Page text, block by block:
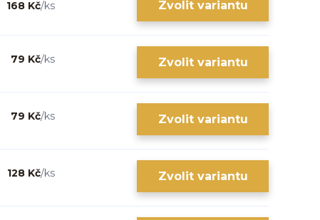
168 Kč/ks Zvolit variantu
79 Kč/ks Zvolit variantu
79 Kč/ks Zvolit variantu
128 Kč/ks Zvolit variantu